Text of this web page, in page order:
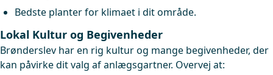
Bedste planter for klimaet i dit område.
Lokal Kultur og Begivenheder
Brønderslev har en rig kultur og mange begivenheder, der
kan påvirke dit valg af anlægsgartner. Overvej at: